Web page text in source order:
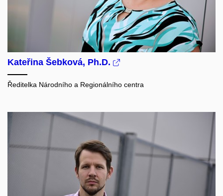
Kateřina Šebková, Ph.D.
Ředitelka Národního a Regionálního centra